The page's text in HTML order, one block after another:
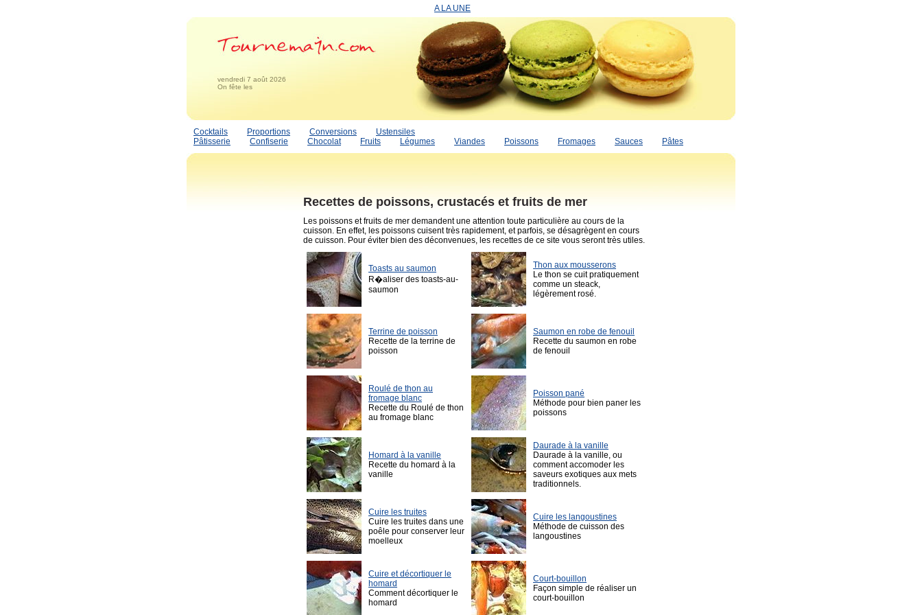
A LA UNE
vendredi 7 août 2026
On fête les
Cocktails Proportions Conversions
Ustensiles
Pâtisserie
Confiserie Chocolat Fruits Légumes Viandes Poissons Fromages Sauces Pâtes
Recettes de poissons, crustacés et fruits de mer
Les poissons et fruits de mer demandent une attention toute particulière au cours de la
cuisson. En effet, les poissons cuisent très rapidement, et parfois, se désagrègent en cours
de cuisson. Pour éviter bien des déconvenues, les recettes de ce site vous seront très utiles.
Toasts au saumon
R�aliser des toasts-au-
saumon
Thon aux mousserons
Le thon se cuit pratiquement
comme un steack,
légèrement rosé.
Terrine de poisson
Recette de la terrine de
poisson
Saumon en robe de fenouil
Recette du saumon en robe
de fenouil
Roulé de thon au
fromage blanc
Recette du Roulé de thon
au fromage blanc
Poisson pané
Méthode pour bien paner les
poissons
Homard à la vanille
Recette du homard à la
vanille
Daurade à la vanille
Daurade à la vanille, ou
comment accomoder les
saveurs exotiques aux mets
traditionnels.
Cuire les truites
Cuire les truites dans une
poêle pour conserver leur
moelleux
Cuire les langoustines
Méthode de cuisson des
langoustines
Cuire et décortiquer le
homard
Comment décortiquer le
homard
Court-bouillon
Façon simple de réaliser un
court-bouillon